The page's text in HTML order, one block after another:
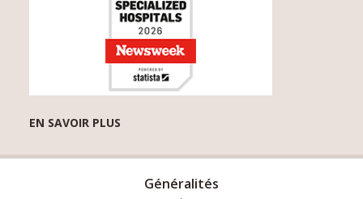
EN SAVOIR PLUS
Généralités